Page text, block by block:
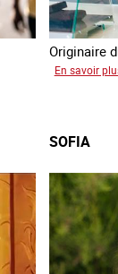
Originaire
En savoir
SOFIA